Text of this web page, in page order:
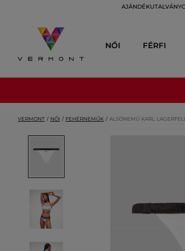
NŐI FÉRFI
VERMONT NŐI FEHÉRNEMŰK ALSÓNEMŰ KARL